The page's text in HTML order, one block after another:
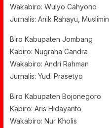
Wakabiro: Wulyo Cahyono
Jurnalis: Anik Rahayu, Muslimin
Biro Kabupaten Jombang
Kabiro: Nugraha Candra
Wakabiro: Andri Rahman
Jurnalis: Yudi Prasetyo
Biro Kabupaten Bojonegoro
Kabiro: Aris Hidayanto
Wakabiro: Nur Kholis